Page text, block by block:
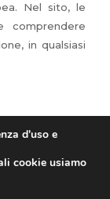
Nel sito, le
comprendere
in qualsiasi
d'uso e
cookie usiamo